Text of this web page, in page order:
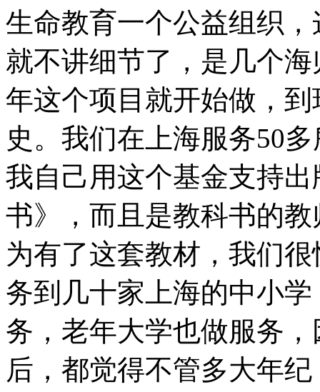
生命教育一个公益组织
就不讲细节了，是几个
年这个项目就开始做，
史。我们在上海服务50
我自己用这个基金支持
书》，而且是教科书的
为有了这套教材，我们
务到几十家上海的中小
务，老年大学也做服务
后，都觉得不管多大年